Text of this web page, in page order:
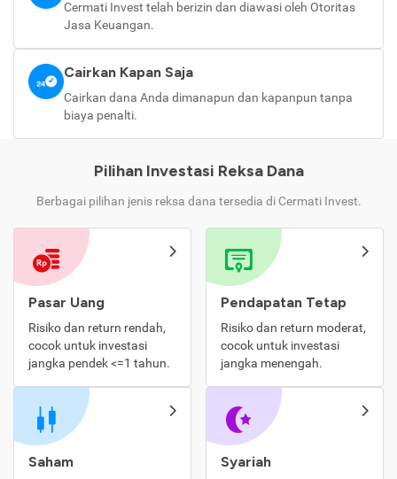
Cermati Invest telah berizin dan diawasi oleh Otoritas
Jasa Keuangan.
Cairkan Kapan Saja
Cairkan dana Anda dimanapun dan kapanpun tanpa
biaya penalti.
Pilihan Investasi Reksa Dana
Berbagai pilihan jenis reksa dana tersedia di Cermati Invest.
Pasar Uang
Risiko dan return rendah,
cocok untuk investasi
jangka pendek <=1 tahun.
Pendapatan Tetap
Risiko dan return moderat,
cocok untuk investasi
jangka menengah.
Saham Syariah